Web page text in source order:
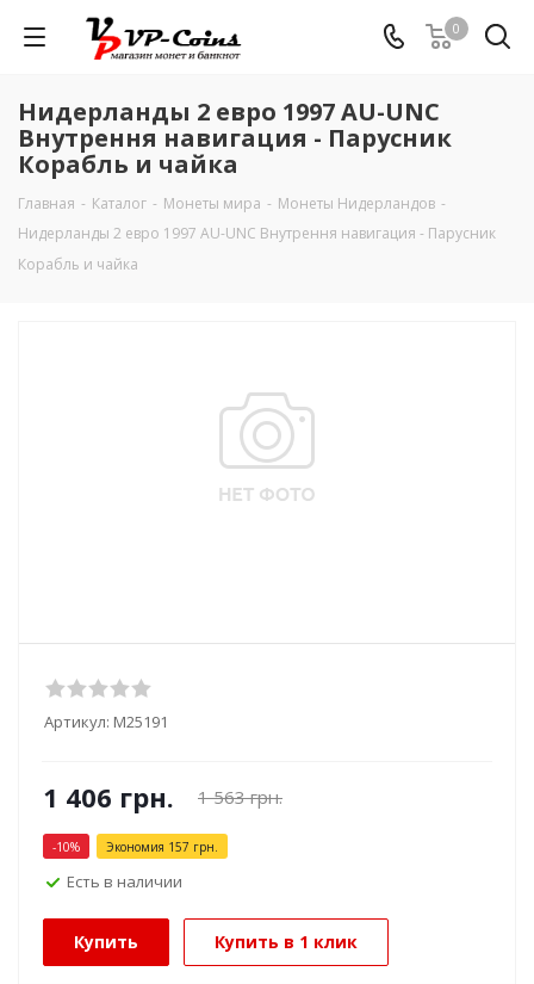
0
Нидерланды 2 евро 1997 AU-UNC
Внутрення навигация - Парусник
Корабль и чайка
Главная - Каталог - Монеты мира - Монеты Нидерландов -
Нидерланды 2 евро 1997 AU-UNC Внутрення навигация - Парусник
Корабль и чайка
Артикул: М25191
1 406 грн. 1 563грн.
-10% Экономия 157 грн.
Есть в наличии
Купить Купить в 1 клик